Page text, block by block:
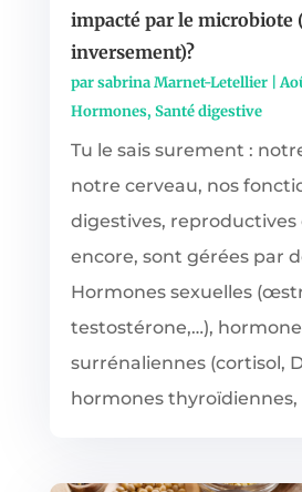
impacté par le microbiote
inversement)?
parsabrina Marnet-Letellier|
Hormones, Santé digestive
Tu le sais surement :
notre cerveau, nos
digestives,
encore, sont gérées par
Hormones sexuelles
testostérone,…),
surrénaliennes (cortisol,
hormones thyroïdiennes,